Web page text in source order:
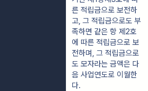
른 적립금으로 보전하
고, 그 적립금으로도 부
족하면 같은 항 제2호
에 따른 적립금으로 보
전하며, 그 적립금으로
도 모자라는 금액은 다
음 사업연도로 이월한
다.